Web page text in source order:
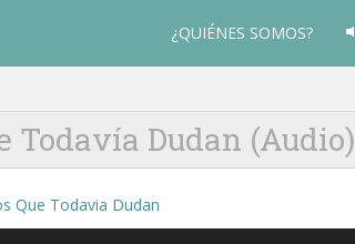
¿QUIÉNES SOMOS?
Todavía Dudan (Audio)